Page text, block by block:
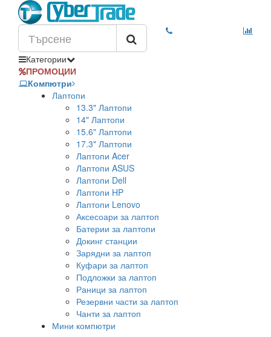
Категории
ПРОМОЦИИ
Компютри
Лаптопи
13.3" Лаптопи
14" Лаптопи
15.6" Лаптопи
17.3" Лаптопи
Лаптопи Acer
Лаптопи ASUS
Лаптопи Dell
Лаптопи HP
Лаптопи Lenovo
Аксесоари за лаптоп
Батерии за лаптопи
Докинг станции
Зарядни за лаптоп
Куфари за лаптоп
Подложки за лаптоп
Раници за лаптоп
Резервни части за лаптоп
Чанти за лаптоп
Мини компютри